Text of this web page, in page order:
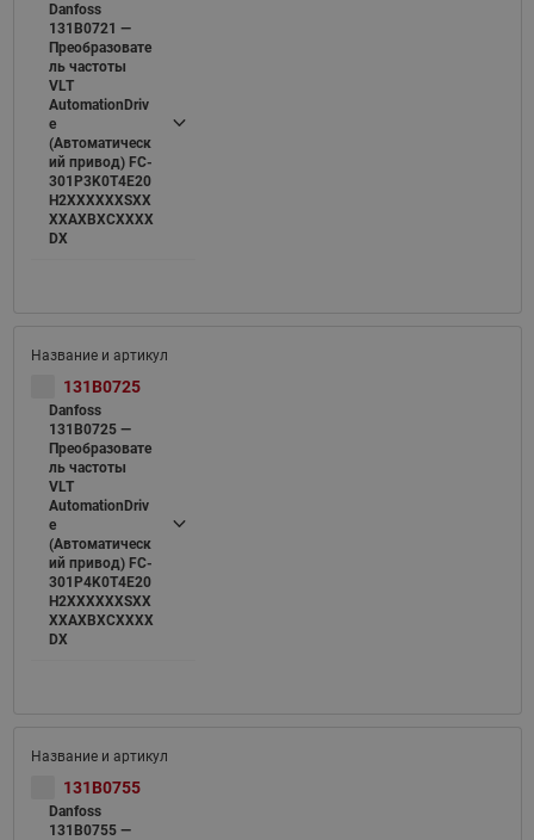
Danfoss
131B0721 —
Преобразовате
ль частоты
VLT
AutomationDriv
e
(Автоматическ
ий привод) FC-
301P3K0T4E20
H2XXXXXXSXX
XXAXBXCXXXX
DX
131B0725
Danfoss
131B0725 —
Преобразовате
ль частоты
VLT
AutomationDriv
e
(Автоматическ
ий привод) FC-
301P4K0T4E20
H2XXXXXXSXX
XXAXBXCXXXX
DX
131B0755
Danfoss
131B0755 —